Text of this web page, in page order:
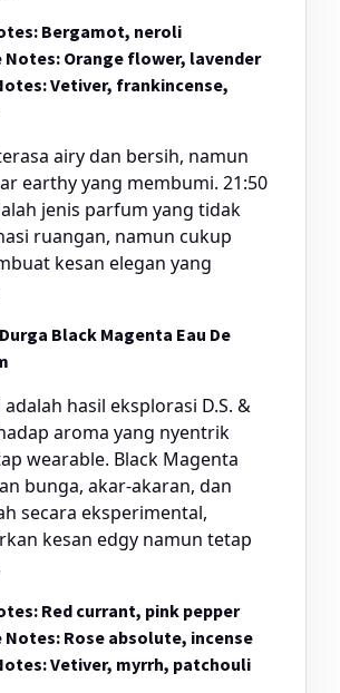
Bergamot, neroli
Notes: Orange flower, lavender
Vetiver, frankincense,
airy dan bersih, namun
earthy yang membumi. 21:50
jenis parfum yang tidak
ruangan, namun cukup
kesan elegan yang
Black Magenta Eau De
hasil eksplorasi D.S. &
aroma yang nyentrik
wearable. Black Magenta
bunga, akar-akaran, dan
secara eksperimental,
kesan edgy namun tetap
Red currant, pink pepper
Notes: Rose absolute, incense
Vetiver, myrrh, patchouli